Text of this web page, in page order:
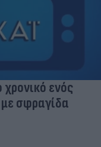
ενός
σφραγίδα